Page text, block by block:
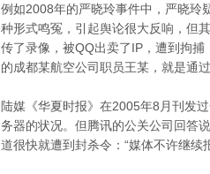
例如2008年的严晓玲事件中，严晓玲
种形式鸣冤，引起舆论很大反响，但
传了录像，被QQ出卖了IP，遭到拘
的成都某航空公司职员王某，就是通
陆媒《华夏时报》在2005年8月刊发
务器的状况。但腾讯的公关公司回答
道很快就遭到封杀令：“媒体不许继续